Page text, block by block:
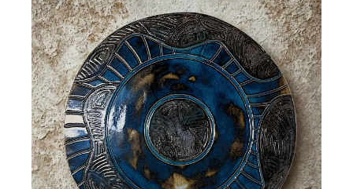
Décoration murale gravée
LEIOMY
170,00€–180,00€